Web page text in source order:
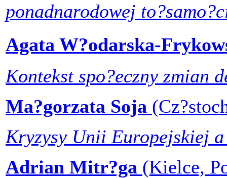
ponadnarodowej
Agata W?odarska-
Kontekst spo?eczny zmian
Ma?gorzata Soja
Kryzysy Unii Europejskiej a
Adrian Mitr?ga (Kielce,